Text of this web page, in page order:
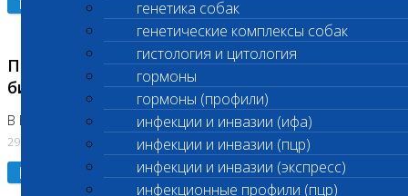
генетика собак
генетические комплексы собак
гистология и цитология
гормоны
гормоны (профили)
инфекции и инвазии (ифа)
инфекции и инвазии (пцр)
инфекции и инвазии (экспресс)
инфекционные профили (пцр)
Приостановлено выполнение срочных
биохимических исследований
В Бутово 29.07.26
29.07.2026
Подробнее